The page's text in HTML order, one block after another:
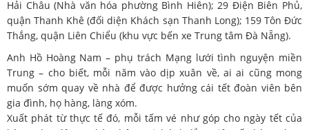
Hải Châu (Nhà văn hóa phường Bình Hiên); 29 Điện Biên Phủ,
quận Thanh Khê (đối diện Khách sạn Thanh Long); 159 Tôn Đức
Thắng, quận Liên Chiểu (khu vực bến xe Trung tâm Đà Nẵng).
Anh Hồ Hoàng Nam – phụ trách Mạng lưới tình nguyện miền
Trung – cho biết, mỗi năm vào dịp xuân về, ai ai cũng mong
muốn sớm quay về nhà để được hưởng cái tết đoàn viên bên
gia đình, họ hàng, làng xóm.
Xuất phát từ thực tế đó, mỗi tấm vé như góp cho ngày tết của